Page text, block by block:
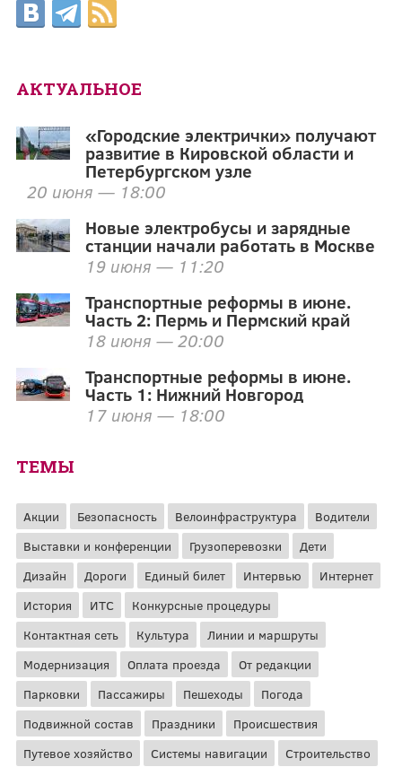
АКТУАЛЬНОЕ
«Городские электрички» получают
развитие в Кировской области и
Петербургском узле
20 июня — 18:00
Новые электробусы и зарядные
станции начали работать в Москве
19 июня — 11:20
Транспортные реформы в июне.
Часть 2: Пермь и Пермский край
18 июня — 20:00
Транспортные реформы в июне.
Часть 1: Нижний Новгород
17 июня — 18:00
ТЕМЫ
Акции Безопасность Велоинфраструктура
Водители
Выставки и конференции
Грузоперевозки
Дети
Дизайн
Дороги Единый билет Интервью
Интернет
История
ИТС
Конкурсные процедуры
Контактная сеть
Культура
Линии и маршруты
Модернизация
Оплата проезда
От редакции
Парковки
Пассажиры Пешеходы
Погода
Подвижной состав
Праздники
Происшествия
Путевое хозяйство
Системы навигации Строительство